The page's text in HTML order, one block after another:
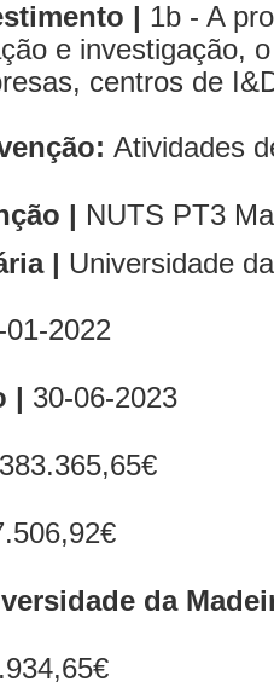
| 1b - A
e investigação,
centros de
Atividades
| NUTS PT3
| Universidade
-01-2022
| 30-06-2023
383.365,65€
da